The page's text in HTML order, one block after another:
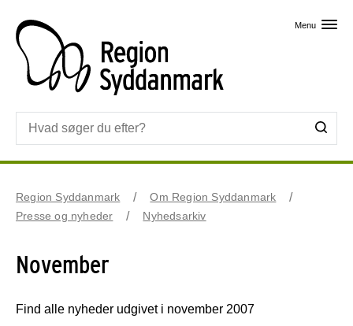
Menu
Region Syddanmark
Om Region Syddanmark
Presse og nyheder
Nyhedsarkiv
November
Find alle nyheder udgivet i november 2007